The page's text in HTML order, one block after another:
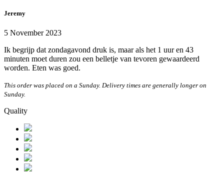
Jeremy
5 November 2023
Ik begrijp dat zondagavond druk is, maar als het 1 uur en 43
minuten moet duren zou een belletje van tevoren gewaardeerd
worden. Eten was goed.
This order was placed on a Sunday. Delivery times are generally longer on
Sunday.
Quality